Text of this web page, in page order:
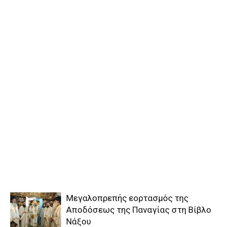
Μεγαλοπρεπής εορτασμός της
Αποδόσεως της Παναγίας στη Βίβλο
Νάξου